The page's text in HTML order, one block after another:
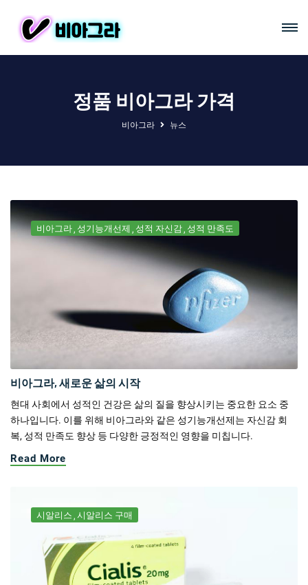
정품 비아그라 가격
비아그라 뉴스
비아그라 성기능개선제 성적 자신감 성적 만족도
비아그라, 새로운 삶의 시작
현대 사회에서 성적인 건강은 삶의 질을 향상시키는 중요한 요소 중
하나입니다. 이를 위해 비아그라와 같은 성기능개선제는 자신감 회
복, 성적 만족도 향상 등 다양한 긍정적인 영향을 미칩니다.
Read More
시알리스 시알리스 구매